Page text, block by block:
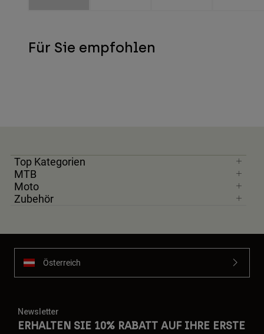
Für Sie empfohlen
Top Kategorien
MTB
Moto
Zubehör
Österreich
Newsletter
ERHALTEN SIE 10% RABATT AUF IHRE ERSTE